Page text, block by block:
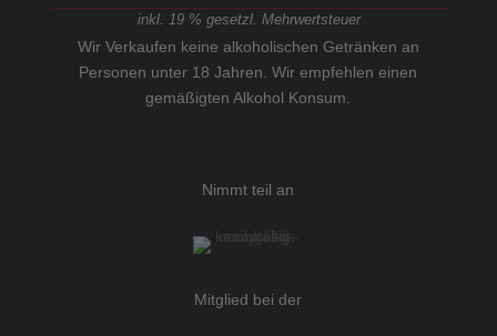
inkl. 19 % gesetzl. Mehrwertsteuer
Wir Verkaufen keine alkoholischen Getränken an
Personen unter 18 Jahren. Wir empfehlen einen
gemäßigten Alkohol Konsum.
Nimmt teil an
Mitglied bei der